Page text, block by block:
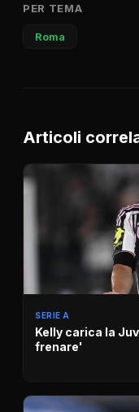
PER TEMA
Roma
Articoli
SERIE A
Kelly carica la
frenare'